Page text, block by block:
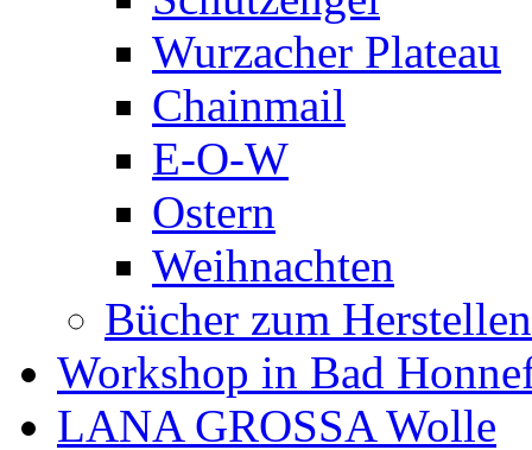
Wurzacher Plateau
Chainmail
E-O-W
Ostern
Weihnachten
Bücher zum
Workshop in Bad
LANA GROSSA Wolle